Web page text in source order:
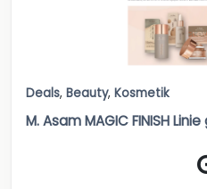
Deals, Beauty, Kosmetik
M. Asam MAGIC FINISH